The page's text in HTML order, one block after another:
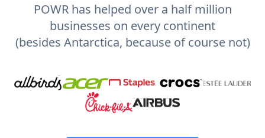
POWR has helped over a half million
businesses on every continent
(besides Antarctica, because of course not)